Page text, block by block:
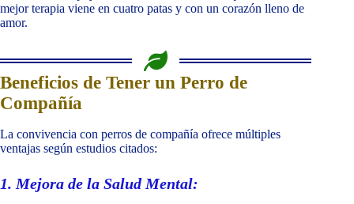
mejor terapia viene en cuatro patas y con un corazón lleno de
amor.
Beneficios de Tener un Perro de
Compañía
La convivencia con perros de compañía ofrece múltiples
ventajas según estudios citados:
1. Mejora de la Salud Mental: